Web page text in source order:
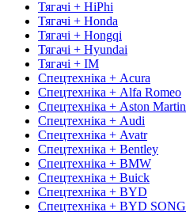
Тягачі + HiPhi
Тягачі + Honda
Тягачі + Hongqi
Тягачі + Hyundai
Тягачі + IM
Спецтехніка + Acura
Спецтехніка + Alfa Romeo
Спецтехніка + Aston Martin
Спецтехніка + Audi
Спецтехніка + Avatr
Спецтехніка + Bentley
Спецтехніка + BMW
Спецтехніка + Buick
Спецтехніка + BYD
Спецтехніка + BYD SONG